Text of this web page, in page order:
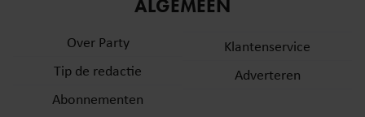
partners kunnen deze gegevens combineren met andere
verzameld op basis van uw gebruik van hun services. U
gaat akkoord met onze cookies als u onze website blijft
ALGEMEEN
Over Party
Tip de redactie
Abonnementen
Klantenservice
Adverteren